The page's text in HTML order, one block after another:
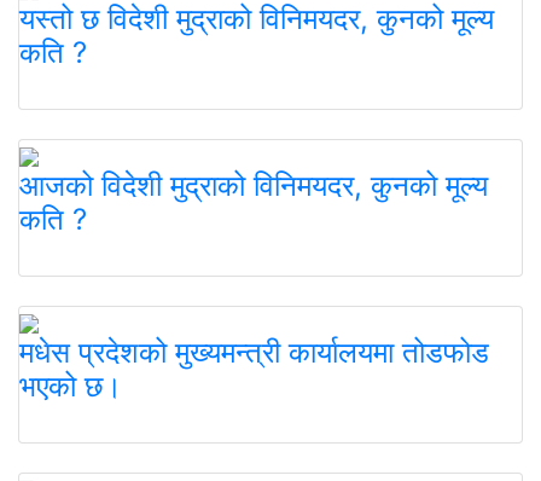
यस्तो छ विदेशी मुद्राको विनिमयदर, कुनको मूल्य
कति ?
आजको विदेशी मुद्राको विनिमयदर, कुनको मूल्य
कति ?
मधेस प्रदेशको मुख्यमन्त्री कार्यालयमा तोडफोड
भएको छ।